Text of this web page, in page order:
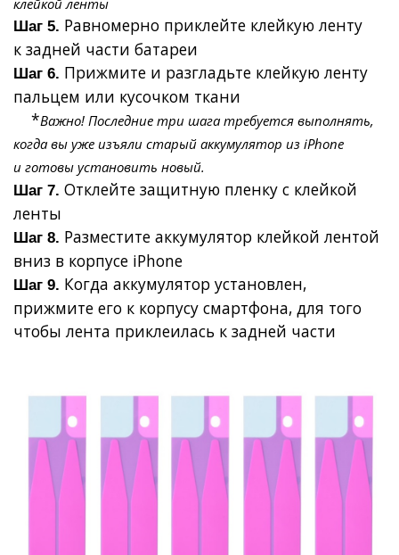
Шаг 5. Равномерно приклейте клейкую ленту
к задней части батареи
Шаг 6. Прижмите и разгладьте клейкую ленту
пальцем или кусочком ткани
*Важно! Последние три шага требуется выполнять,
когда вы уже изъяли старый аккумулятор из iPhone
и готовы установить новый.
Шаг 7. Отклейте защитную пленку с клейкой
ленты
Шаг 8. Разместите аккумулятор клейкой лентой
вниз в корпусе iPhone
Шаг 9. Когда аккумулятор установлен,
прижмите его к корпусу смартфона, для того
чтобы лента приклеилась к задней части